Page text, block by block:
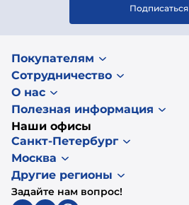
Подписаться
Покупателям
Сотрудничество
О нас
Полезная информация
Наши офисы
Санкт-Петербург
Москва
Другие регионы
Задайте нам вопрос!